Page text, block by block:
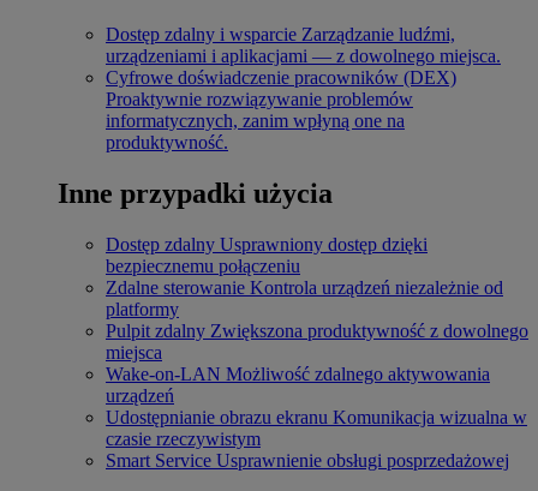
Dostęp zdalny i wsparcie Zarządzanie ludźmi,
urządzeniami i aplikacjami — z dowolnego miejsca.
Cyfrowe doświadczenie pracowników (DEX)
Proaktywnie rozwiązywanie problemów
informatycznych, zanim wpłyną one na
produktywność.
Inne przypadki użycia
Dostęp zdalny Usprawniony dostęp dzięki
bezpiecznemu połączeniu
Zdalne sterowanie Kontrola urządzeń niezależnie od
platformy
Pulpit zdalny Zwiększona produktywność z dowolnego
miejsca
Wake-on-LAN Możliwość zdalnego aktywowania
urządzeń
Udostępnianie obrazu ekranu Komunikacja wizualna w
czasie rzeczywistym
Smart Service Usprawnienie obsługi posprzedażowej